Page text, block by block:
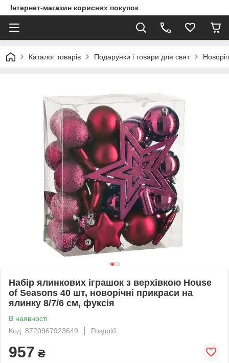
Інтернет-магазин корисних покупок
Каталог товарів Подарунки і товари для свят
Набір ялинкових іграшок з верхівкою House
of Seasons 40 шт, новорічні прикраси на
ялинку 8/7/6 см, фуксія
В наявності
Код: 8720967923649
Роздріб
957 ₴